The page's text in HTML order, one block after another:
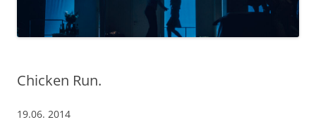
Chicken Run.
19.06. 2014